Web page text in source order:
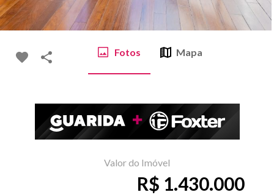
Fotos Mapa
Valor do Imóvel
R$ 1.430.000